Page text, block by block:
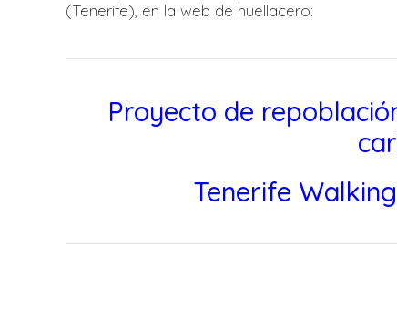
(Tenerife), en la web de huellacero:
Proyecto de
Tenerife